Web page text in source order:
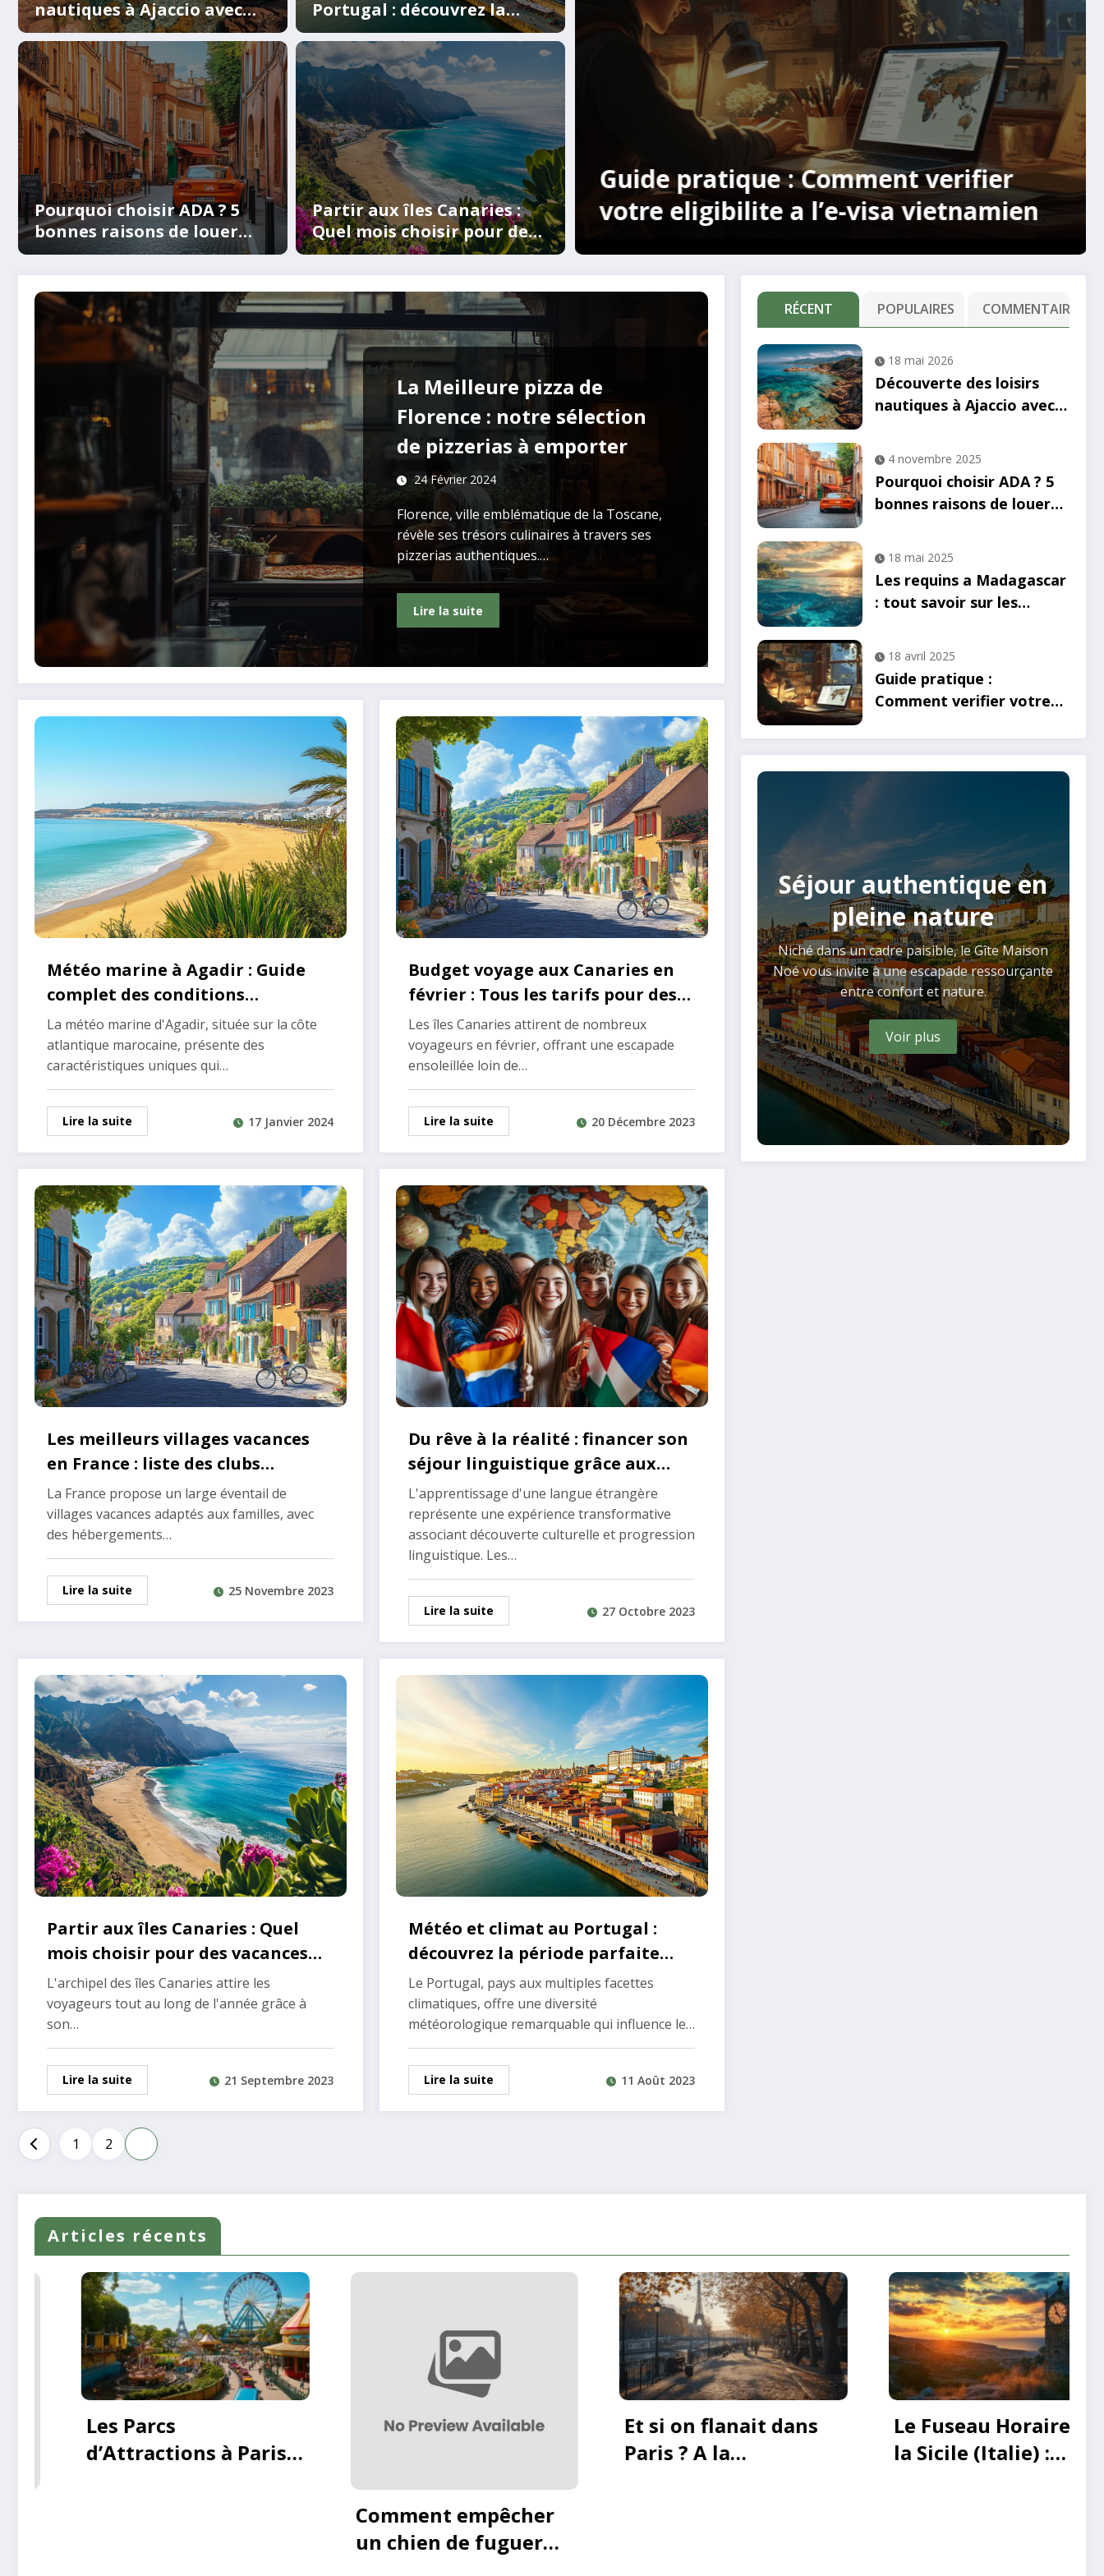
nautiques à Ajaccio avec
Cappai Jet : une aventure
en kayak inoubliable
Pourquoi choisir ADA ? 5
bonnes raisons de louer
votre voiture chez ADA à
Toulouse
Portugal : découvrez la
période parfaite pour
voyager
Partir aux îles Canaries :
Quel mois choisir pour des
vacances parfaites ?
à
Guide pratique : Comment verifier
votre eligibilite a l’e-visa vietnamien
Découvrez Zagora, perle du désert
marocain : Les secrets bien gardés
La Meilleure pizza de
Florence : notre sélection
de pizzerias à emporter
24 Février 2024
Florence, ville emblématique de la Toscane,
révèle ses trésors culinaires à travers ses
pizzerias authentiques.…
Lire la suite
Météo marine à Agadir : Guide
complet des conditions
nautiques par saison
La météo marine d'Agadir, située sur la côte
atlantique marocaine, présente des
caractéristiques uniques qui…
Lire la suite 17 Janvier 2024
Budget voyage aux Canaries en
février : Tous les tarifs pour des
vacances réussies
Les îles Canaries attirent de nombreux
voyageurs en février, offrant une escapade
ensoleillée loin de…
Lire la suite 20 Décembre 2023
Les meilleurs villages vacances
en France : liste des clubs
vacances avec encadrement
enfants certifié
La France propose un large éventail de
villages vacances adaptés aux familles, avec
des hébergements…
Lire la suite 25 Novembre 2023
Du rêve à la réalité : financer son
séjour linguistique grâce aux
dispositifs d’aide
L'apprentissage d'une langue étrangère
représente une expérience transformative
associant découverte culturelle et progression
linguistique. Les…
Lire la suite 27 Octobre 2023
Partir aux îles Canaries : Quel
mois choisir pour des vacances
parfaites ?
L'archipel des îles Canaries attire les
voyageurs tout au long de l'année grâce à
son…
Lire la suite 21 Septembre 2023
Météo et climat au Portugal :
découvrez la période parfaite
pour voyager
Le Portugal, pays aux multiples facettes
climatiques, offre une diversité
météorologique remarquable qui influence le…
Lire la suite 11 Août 2023
Pagination
publications
1 2
RÉCENT POPULAIRES COMMENTAIRE
18 mai 2026
Découverte des loisirs
nautiques à Ajaccio avec
en kayak inoubliable
4 novembre 2025
Pourquoi choisir ADA ? 5
bonnes raisons de louer
18 mai 2025
Les requins a Madagascar
: tout savoir sur les
aux ailerons
18 avril 2025
Guide pratique :
Comment verifier votre
vietnamien
Séjour authentique en
pleine nature
Niché dans un cadre paisible, le Gîte Maison
Noé vous invite à une escapade ressourçante
entre confort et nature.
Voir plus
Articles récents
Et si on flanait dans
decouverte des
meilleures
boulangeries
Le Fuseau Horaire de
la Sicile (Italie) :
impacts sur votre
Les calanques de
France : un voyage